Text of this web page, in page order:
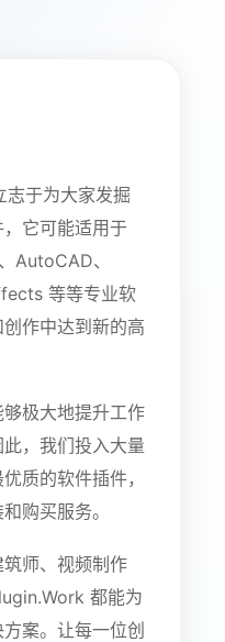
于为大家发掘
它可能适用于
AutoCAD、
等等专业软
作中达到新的高
极大地提升工作
，我们投入大量
质的软件插件，
购买服务。
师、视频制作
都能为
案。让每一位创